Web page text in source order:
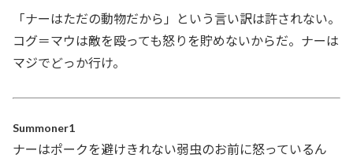
「ナーはただの動物だから」という言い訳は許されない。
コグ＝マウは敵を殴っても怒りを貯めないからだ。ナーは
マジでどっか行け。
Summoner1
ナーはポークを避けきれない弱虫のお前に怒っているん